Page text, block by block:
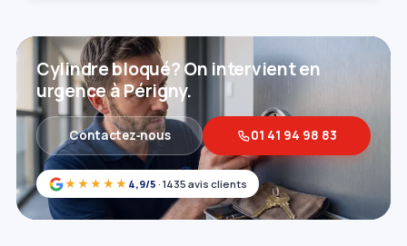
★★★★★ 4,9/5 · 1435 avis clients
Cylindre bloqué? On intervient en
urgence à Périgny.
Contactez‑nous 01 41 94 98 83